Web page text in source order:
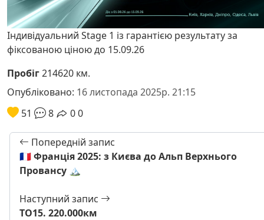
Індивідуальний Stage 1 із гарантією результату за
фіксованою ціною до 15.09.26
Пробіг214620 км.
Опубліковано: 16 листопада 2025р. 21:15
51
8 00
Попередній запис
🇫🇷 Франція 2025: з Києва до Альп Верхнього
Провансу 🏔️
Наступний запис
ТО15. 220.000км